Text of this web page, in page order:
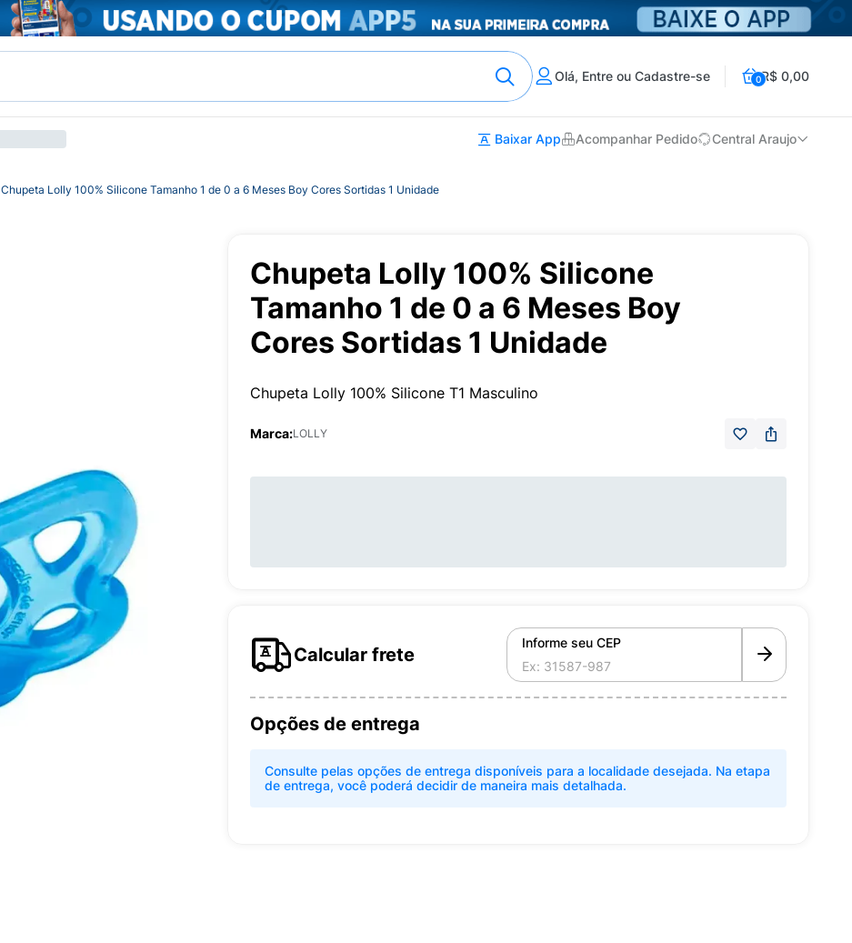
Olá, Entre ou Cadastre-se 0R$ 0,00
Baixar App Acompanhar Pedido Central Araujo
Chupeta Lolly 100% Silicone Tamanho 1 de 0 a 6 Meses Boy Cores Sortidas 1 Unidade
Chupeta Lolly 100% Silicone
Tamanho 1 de 0 a 6 Meses Boy
Cores Sortidas 1 Unidade
Chupeta Lolly 100% Silicone T1 Masculino
Marca:LOLLY
Calcular frete
Informe seu CEP
Opções de entrega
Consulte pelas opções de entrega disponíveis para a localidade desejada. Na etapa
de entrega, você poderá decidir de maneira mais detalhada.